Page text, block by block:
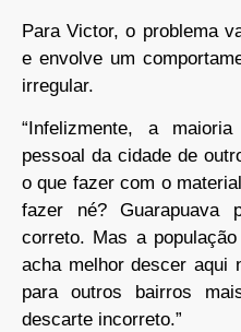
Para Victor, o problema
e envolve um
irregular.
“Infelizmente, a
pessoal da cidade de
o que fazer com o
fazer né? Guarapuava
correto. Mas a
acha melhor descer aqui
para outros bairros
descarte incorreto.”